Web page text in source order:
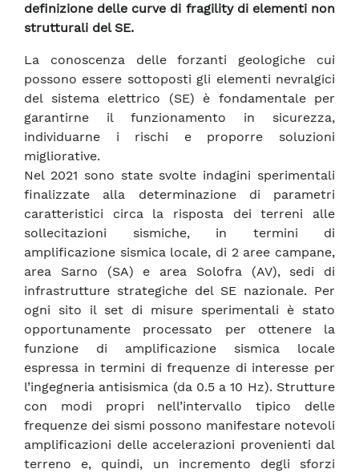
definizione delle curve di fragility di elementi non
strutturali del SE.
La conoscenza delle forzanti geologiche cui
possono essere sottoposti gli elementi nevralgici
del sistema elettrico (SE) è fondamentale per
garantirne il funzionamento in sicurezza,
individuarne i rischi e proporre soluzioni
migliorative.
Nel 2021 sono state svolte indagini sperimentali
finalizzate alla determinazione di parametri
caratteristici circa la risposta dei terreni alle
sollecitazioni sismiche, in termini di
amplificazione sismica locale, di 2 aree campane,
area Sarno (SA) e area Solofra (AV), sedi di
infrastrutture strategiche del SE nazionale. Per
ogni sito il set di misure sperimentali è stato
opportunamente processato per ottenere la
funzione di amplificazione sismica locale
espressa in termini di frequenze di interesse per
l’ingegneria antisismica (da 0.5 a 10 Hz). Strutture
con modi propri nell’intervallo tipico delle
frequenze dei sismi possono manifestare notevoli
amplificazioni delle accelerazioni provenienti dal
terreno e, quindi, un incremento degli sforzi